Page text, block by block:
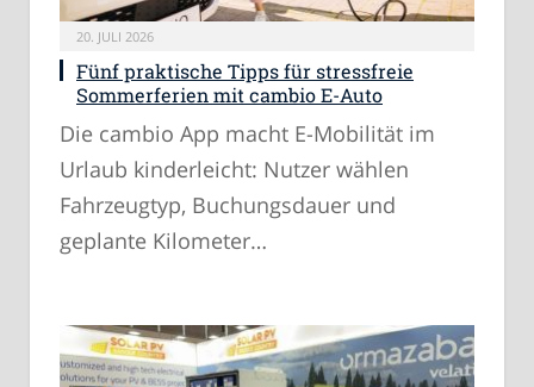
20. JULI 2026
Fünf praktische Tipps für stressfreie
Sommerferien mit cambio E-Auto
Die cambio App macht E-Mobilität im
Urlaub kinderleicht: Nutzer wählen
Fahrzeugtyp, Buchungsdauer und
geplante Kilometer…